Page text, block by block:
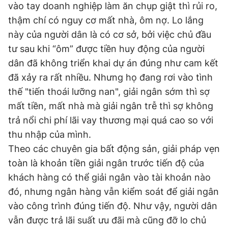
vào tay doanh nghiệp làm ăn chụp giật thì rủi ro,
thậm chí có nguy cơ mất nhà, ôm nợ. Lo lắng
này của người dân là có cơ sở, bởi việc chủ đầu
tư sau khi “ôm” được tiền huy động của người
dân đã không triển khai dự án đúng như cam kết
đã xảy ra rất nhiều. Nhưng họ đang rơi vào tình
thế "tiến thoái lưỡng nan", giải ngân sớm thì sợ
mất tiền, mất nhà mà giải ngân trễ thì sợ không
trả nổi chi phí lãi vay thương mại quá cao so với
thu nhập của mình.
Theo các chuyên gia bất động sản, giải pháp vẹn
toàn là khoản tiền giải ngân trước tiến độ của
khách hàng có thể giải ngân vào tài khoản nào
đó, nhưng ngân hàng vẫn kiểm soát để giải ngân
vào công trình đúng tiến độ. Như vậy, người dân
vẫn được trả lãi suất ưu đãi mà cũng đỡ lo chủ